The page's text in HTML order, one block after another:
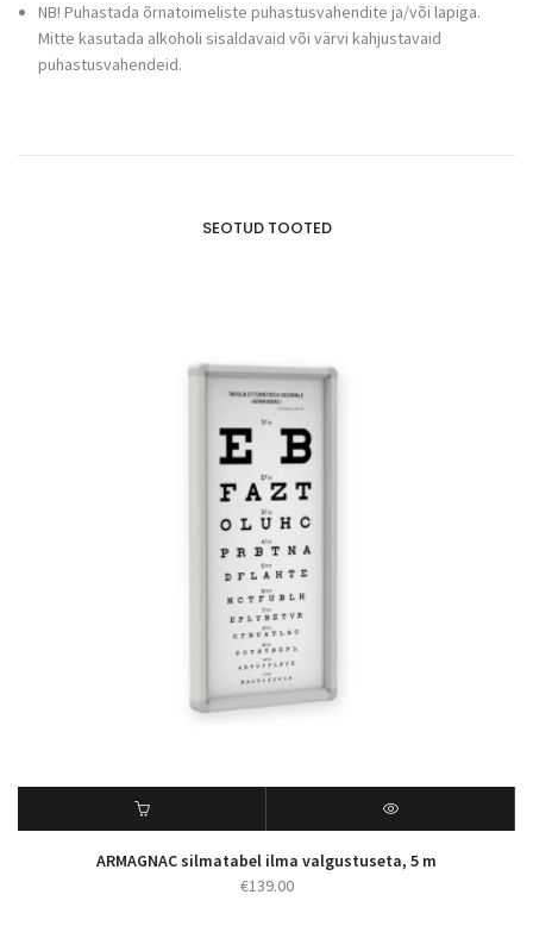
NB! Puhastada õrnatoimeliste puhastusvahendite ja/või lapiga.
Mitte kasutada alkoholi sisaldavaid või värvi kahjustavaid
puhastusvahendeid.
SEOTUD TOOTED
ARMAGNAC silmatabel ilma valgustuseta, 5 m
€139.00